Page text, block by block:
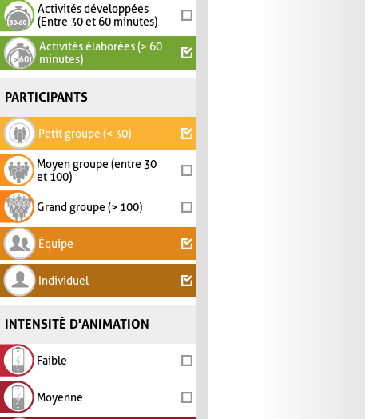
Activités développées
(Entre 30 et 60 minutes)
Activités élaborées (> 60
minutes)
PARTICIPANTS
Petit groupe (< 30)
Moyen groupe (entre 30
et 100)
Grand groupe (> 100)
Équipe
Individuel
INTENSITÉ D'ANIMATION
Faible
Moyenne